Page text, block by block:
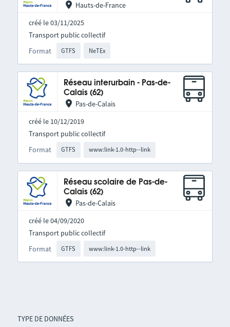
TYPE DE DONNÉES
Hauts-de-France
créé le 03/11/2025
Format GTFS NeTEx
Transport public collectif
Réseau interurbain - Pas-de-
Calais (62)
Pas-de-Calais
créé le 10/12/2019
Format GTFS www:link-1.0-http--link
Transport public collectif
Réseau scolaire de Pas-de-
Calais (62)
Pas-de-Calais
créé le 04/09/2020
Format GTFS www:link-1.0-http--link
Transport public collectif